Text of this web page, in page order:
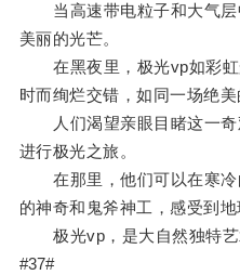
当高速带电粒子和大气层
美丽的光芒。
在黑夜里，极光vp如彩虹
时而绚烂交错，如同一场绝美
人们渴望亲眼目睹这一奇
进行极光之旅。
在那里，他们可以在寒冷
的神奇和鬼斧神工，感受到
极光vp，是大自然独特艺
#37#